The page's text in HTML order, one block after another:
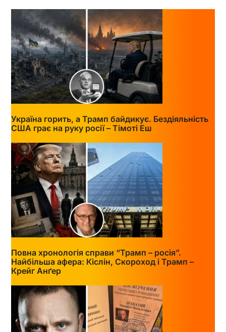
Україна горить, а Трамп байдикує. Бездіяльність
США грає на руку росії – Тімоті Еш
Повна хронологія справи “Трамп – росія”.
Найбільша афера: Кіслін, Скороход і Трамп –
Крейг Анґер